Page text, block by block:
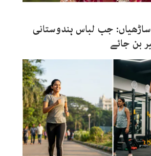
ساڑھیاں: جب لباس ہندوستانی
بن جائے